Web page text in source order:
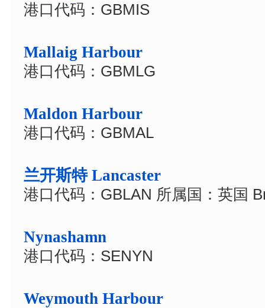
港口代码：GBMIS
Mallaig Harbour
港口代码：GBMLG
Maldon Harbour
港口代码：GBMAL
兰开斯特 Lancaster
港口代码：GBLAN 所属国：英国
Nynashamn
港口代码：SENYN
Weymouth Harbour